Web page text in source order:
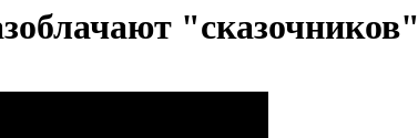
"сказочников"